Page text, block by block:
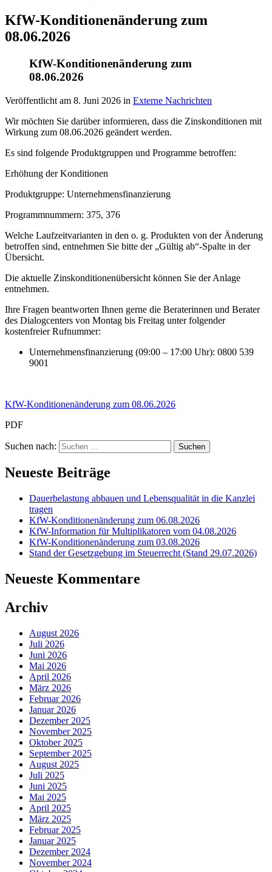
KfW-Konditionenänderung zum
08.06.2026
KfW-Konditionenänderung zum
08.06.2026
Veröffentlicht am 8. Juni 2026 in Externe Nachrichten
Wir möchten Sie darüber informieren, dass die Zinskonditionen mit
Wirkung zum 08.06.2026 geändert werden.
Es sind folgende Produktgruppen und Programme betroffen:
Erhöhung der Konditionen
Produktgruppe: Unternehmensfinanzierung
Programmnummern: 375, 376
Welche Laufzeitvarianten in den o. g. Produkten von der Änderung
betroffen sind, entnehmen Sie bitte der „Gültig ab“-Spalte in der
Übersicht.
Die aktuelle Zinskonditionenübersicht können Sie der Anlage
entnehmen.
Ihre Fragen beantworten Ihnen gerne die Beraterinnen und Berater
des Dialogcenters von Montag bis Freitag unter folgender
kostenfreier Rufnummer:
Unternehmensfinanzierung (09:00 – 17:00 Uhr): 0800 539
9001
KfW-Konditionenänderung zum 08.06.2026
PDF
Suchen nach:
Neueste Beiträge
Dauerbelastung abbauen und Lebensqualität in die Kanzlei
tragen
KfW-Konditionenänderung zum 06.08.2026
KfW-Information für Multiplikatoren vom 04.08.2026
KfW-Konditionenänderung zum 03.08.2026
Stand der Gesetzgebung im Steuerrecht (Stand 29.07.2026)
Neueste Kommentare
Archiv
August 2026
Juli 2026
Juni 2026
Mai 2026
April 2026
März 2026
Februar 2026
Januar 2026
Dezember 2025
November 2025
Oktober 2025
September 2025
August 2025
Juli 2025
Juni 2025
Mai 2025
April 2025
März 2025
Februar 2025
Januar 2025
Dezember 2024
November 2024